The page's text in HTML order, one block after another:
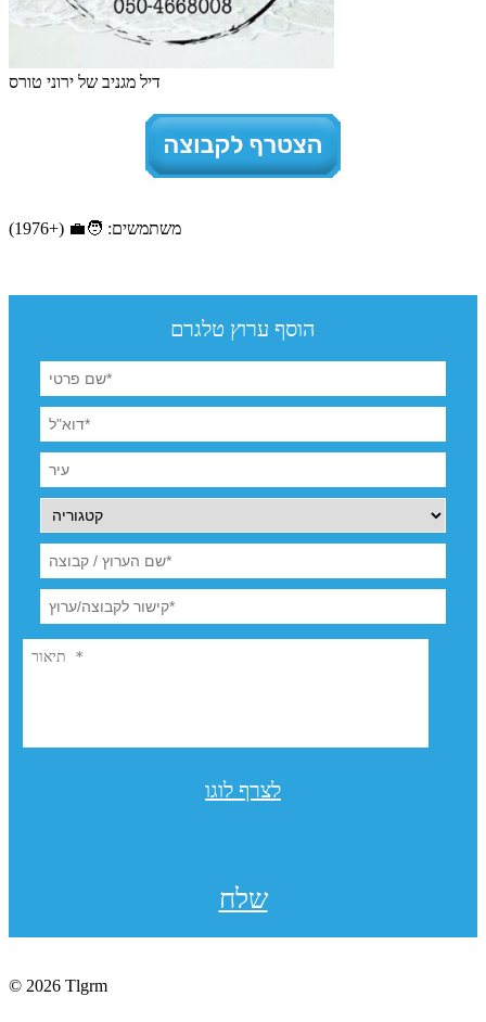
דיל מגניב של ירוני טורס
משתמשים: 🧑‍💼 (+1976)
הוסף ערוץ טלגרם
לצרף לוגו
שלח
© 2026 Tlgrm